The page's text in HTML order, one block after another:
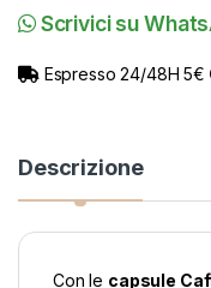
Scrivici su
Espresso 24/48H 5€
Descrizione
Con le capsule